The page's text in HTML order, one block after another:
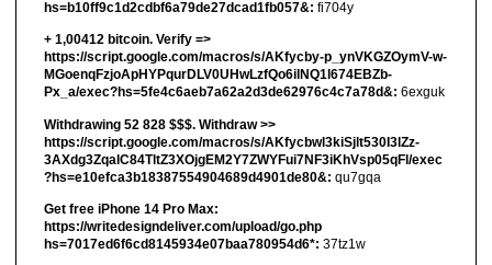
hs=b10ff9c1d2cdbf6a79de27dcad1fb057&: fi704y
+ 1,00412 bitсоin. Verify =>
https://script.google.com/macros/s/AKfycby-p_ynVKGZOymV-w-
MGoenqFzjoApHYPqurDLV0UHwLzfQo6ilNQ1l674EBZb-
Px_a/exec?hs=5fe4c6aeb7a62a2d3de62976c4c7a78d&: 6exguk
Withdrawing 52 828 $$$. Withdrаw >>
https://script.google.com/macros/s/AKfycbwl3kiSjlt530I3lZz-
3AXdg3ZqalC84TltZ3XOjgEM2Y7ZWYFui7NF3iKhVsp05qFl/exec
?hs=e10efca3b18387554904689d4901de80&: qu7gqa
Get free iPhone 14 Pro Max:
https://writedesigndeliver.com/upload/go.php
hs=7017ed6f6cd8145934e07baa780954d6*: 37tz1w